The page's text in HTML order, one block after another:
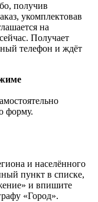
получив
укомплектовав
на
Получает
телефон и ждёт
форму.
и населённого
пункт в списке,
и впишите
«Город».